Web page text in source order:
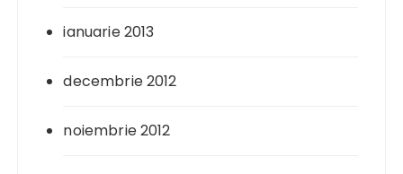
ianuarie 2013
decembrie 2012
noiembrie 2012